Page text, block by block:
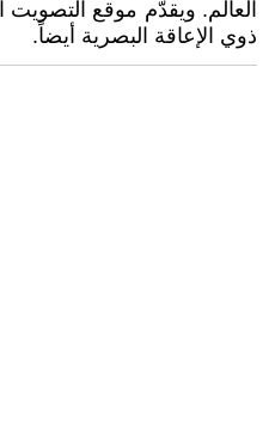
العالم. ويقدّم موقع
ذوي الإعاقة البصرية أيضاً.